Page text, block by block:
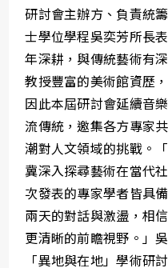
研討會主辦方、負責統
士學位學程吳奕芳所長
年深耕，與傳統藝術有
教授豐富的美術館資歷
因此本屆研討會延續音
流傳統，邀集各方專家
潮對人文領域的挑戰。
冀深入探尋藝術在當代
次發表的專家學者皆具
兩天的對話與激盪，相
更清晰的前瞻視野。」
「異地與在地」學術研